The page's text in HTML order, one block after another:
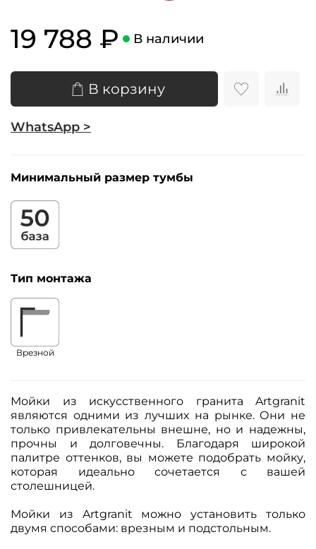
19 788 ₽ В наличии
В корзину
WhatsApp >
Минимальный размер тумбы
Тип монтажа
Врезной
Мойки из искусственного гранита Artgranit
являются одними из лучших на рынке. Они не
только привлекательны внешне, но и надежны,
прочны и долговечны. Благодаря широкой
палитре оттенков, вы можете подобрать мойку,
которая идеально сочетается с вашей
столешницей.
Мойки из Artgranit можно установить только
двумя способами: врезным и подстольным.